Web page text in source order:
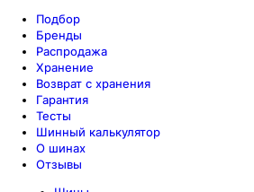
Подбор
Бренды
Распродажа
Хранение
Возврат с хранения
Гарантия
Тесты
Шинный калькулятор
О шинах
Отзывы